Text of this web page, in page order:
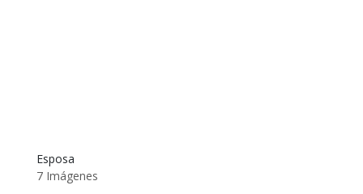
Esposa
7 Imágenes